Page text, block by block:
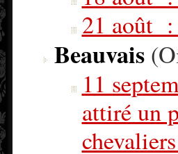
21 août :
Beauvais
11
attiré un